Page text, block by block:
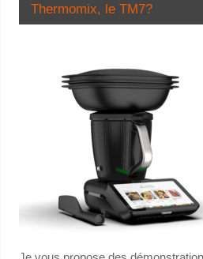
Thermomix, le TM7?